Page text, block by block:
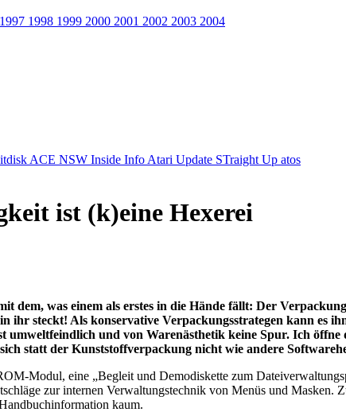
1997 1998 1999 2000 2001 2002 2003 2004
ACE NSW Inside Info Atari Update STraight Up atos
ist (k)eine Hexerei
dem, was einem als erstes in die Hände fällt: Der
ihr steckt! Als konservative Verpackungsstrategen kann es
und von Warenästhetik keine Spur. Ich
statt der Kunststoffverpackung nicht wie andere
Modul, eine „Begleit und Demodiskette zum
zur internen Verwaltungstechnik von Menüs und Masken.
kaum.